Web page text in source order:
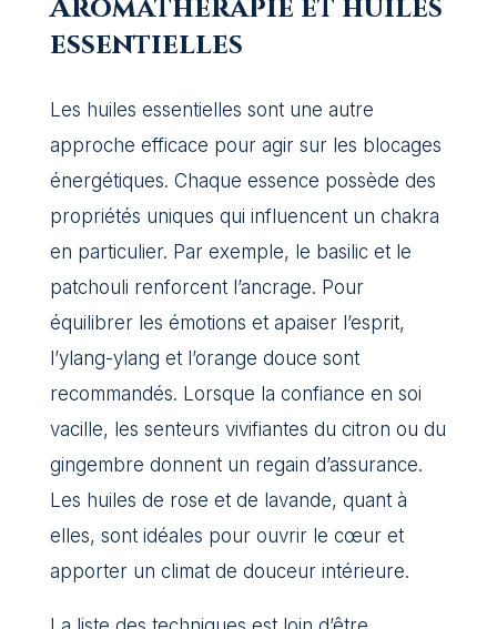
Aromathérapie et huiles
essentielles
Les huiles essentielles sont une autre
approche efficace pour agir sur les blocages
énergétiques. Chaque essence possède des
propriétés uniques qui influencent un chakra
en particulier. Par exemple, le basilic et le
patchouli renforcent l’ancrage. Pour
équilibrer les émotions et apaiser l’esprit,
l’ylang-ylang et l’orange douce sont
recommandés. Lorsque la confiance en soi
vacille, les senteurs vivifiantes du citron ou du
gingembre donnent un regain d’assurance.
Les huiles de rose et de lavande, quant à
elles, sont idéales pour ouvrir le cœur et
apporter un climat de douceur intérieure.